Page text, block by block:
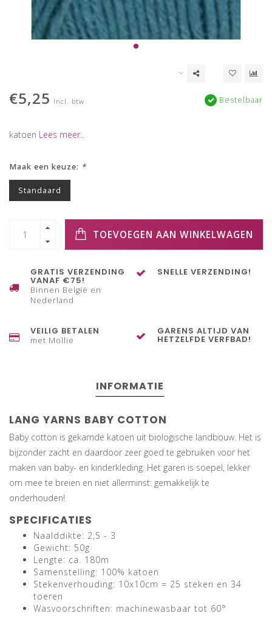
€5,25 Incl. btw Bestelbaar
katoen Lees meer..
Maak een keuze: *
Standaard
TOEVOEGEN AAN WINKELWAGEN
GRATIS VERZENDING
VANAF €75!
Binnen België en
Nederland
SNELLE VERZENDING!
VEILIG BETALEN
met Mollie
GARENS ALTIJD VAN
HETZELFDE VERFBAD!
INFORMATIE
LANG YARNS BABY COTTON
Baby cotton is gekamde katoen uit biologische landbouw. Het is
bijzonder zacht en daardoor zeer goed te gebruiken voor het
maken van baby- en kinderkleding. Het garen is soepel, lekker
om mee te breien en niet allerminst: gemakkelijk te
onderhouden!
SPECIFICATIES
Naalddikte: 2,5 - 3
Gewicht: 50g
Lengte: ca. 180m
Samenstelling: 100% katoen
Stekenverhouding: 10x10cm = 25 steken en 34
toeren
Wasvoorschriften: machinewasbaar tot 60°